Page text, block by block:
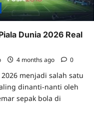
Dunia 2026 Real
4 months ago 0
2026 menjadi salah satu
dinanti-nanti oleh
sepak bola di